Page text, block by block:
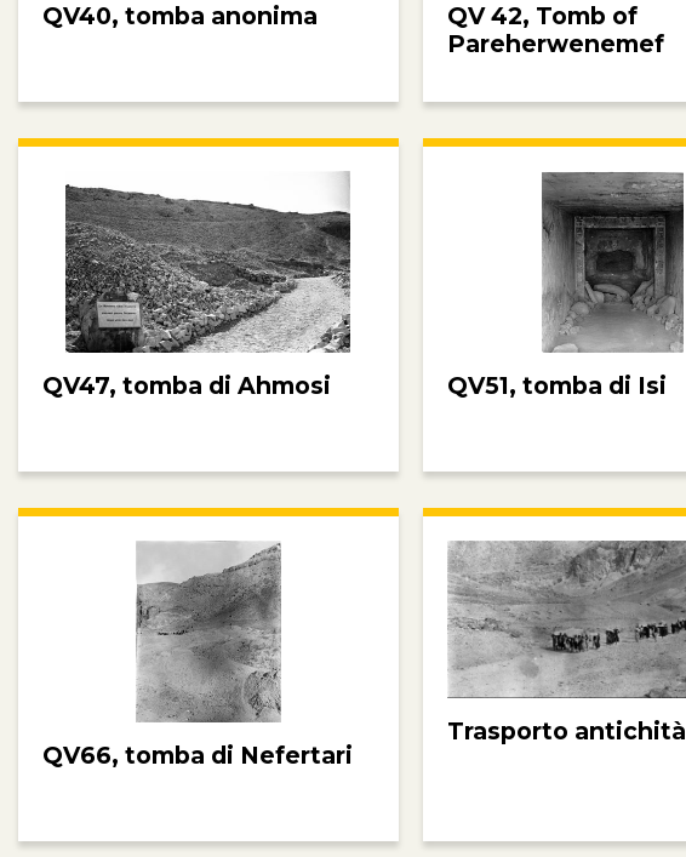
QV40, tomba anonima
QV 42, Tomb of
Pareherwenemef
QV47, tomba di Ahmosi QV51, tomba di Isi
QV66, tomba di Nefertari
Trasporto antichità